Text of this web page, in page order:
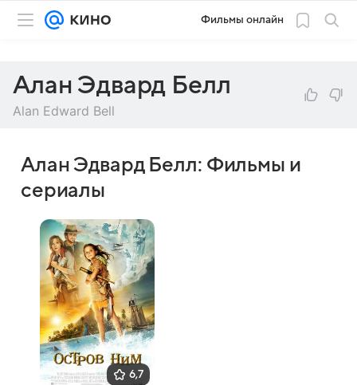
Фильмы онлайн
Алан Эдвард Белл
Alan Edward Bell
Алан Эдвард Белл: Фильмы и
сериалы
6,7